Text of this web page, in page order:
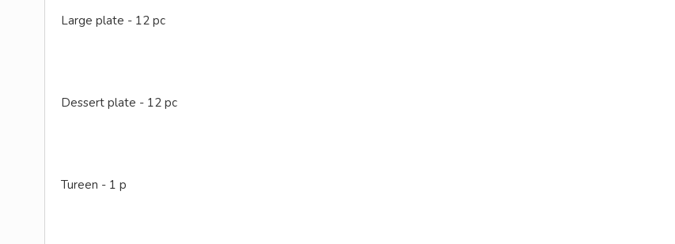
Large plate - 12 pc
Dessert plate - 12 pc
Tureen - 1 p